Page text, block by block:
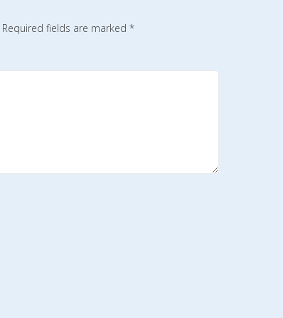
Required fields are marked *